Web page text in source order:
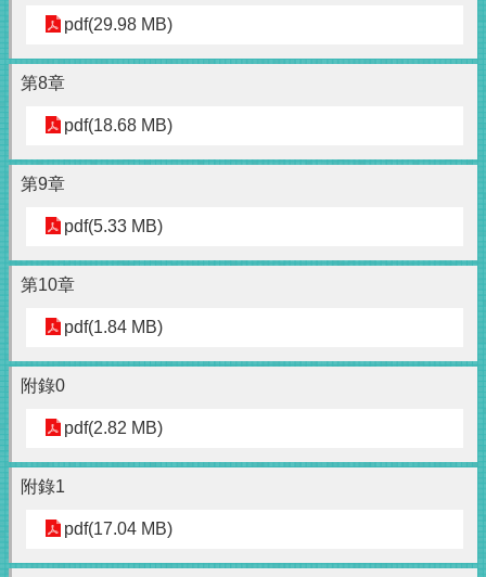
pdf(29.98 MB)
第8章
pdf(18.68 MB)
第9章
pdf(5.33 MB)
第10章
pdf(1.84 MB)
附錄0
pdf(2.82 MB)
附錄1
pdf(17.04 MB)